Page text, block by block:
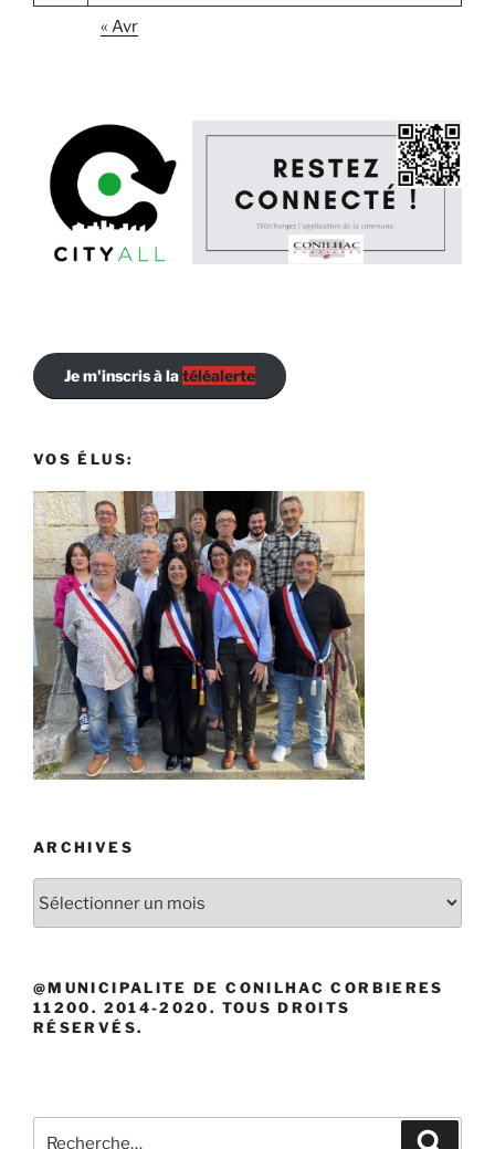
« Avr
Je m'inscris à latéléalerte
VOS ÉLUS:
ARCHIVES
@MUNICIPALITE DE CONILHAC CORBIERES
11200. 2014-2020. TOUS DROITS
RÉSERVÉS.